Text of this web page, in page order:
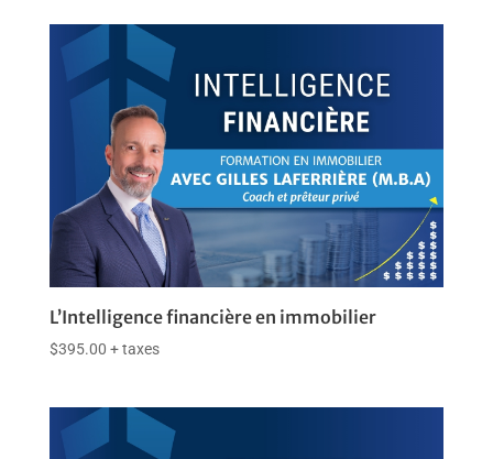
L’Intelligence financière en immobilier
$395.00 + taxes